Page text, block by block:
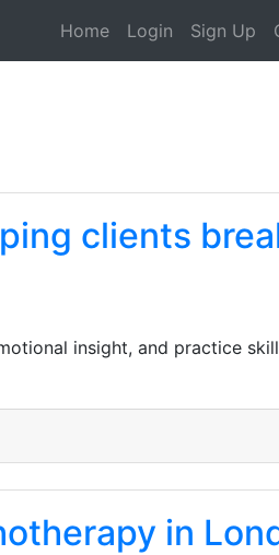
Home Login Sign Up
clients
insight, and practice
in